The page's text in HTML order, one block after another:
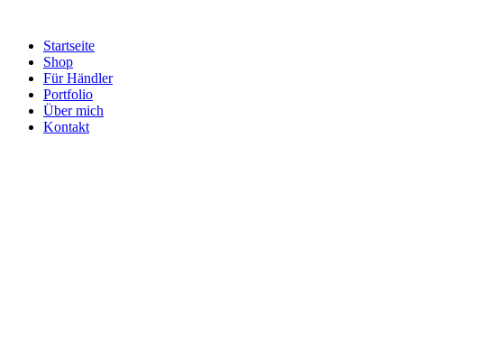
Startseite
Shop
Für Händler
Portfolio
Über mich
Kontakt